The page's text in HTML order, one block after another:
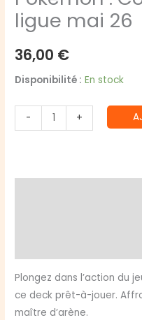
ligue mai 26
36,00 €
Disponibilité : En stock
-
quantité
de
26
+
Plongez dans l’action du
ce deck prêt-à-jouer.
maître d’arène.